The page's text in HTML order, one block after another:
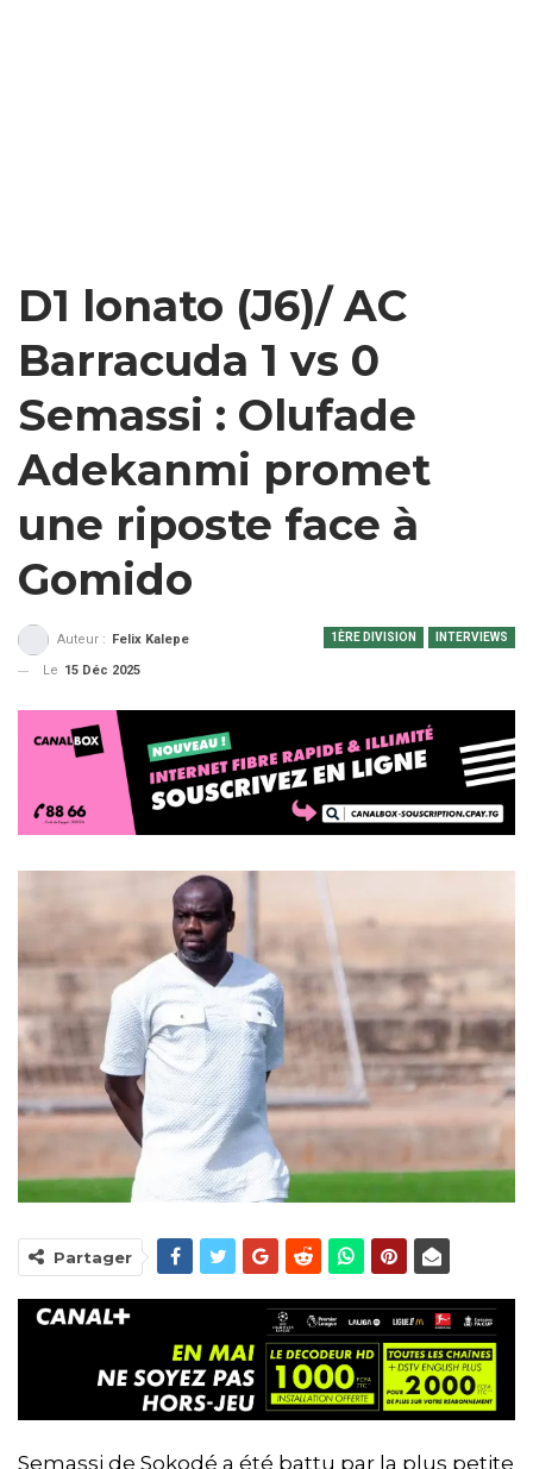
D1 lonato (J6)/ AC
Barracuda 1 vs 0
Semassi : Olufade
Adekanmi promet
une riposte face à
Gomido
1ÈRE DIVISION INTERVIEWS
Auteur :
Felix Kalepe
Le 15 Déc 2025
Partager
Semassi de Sokodé a été battu par la plus petite